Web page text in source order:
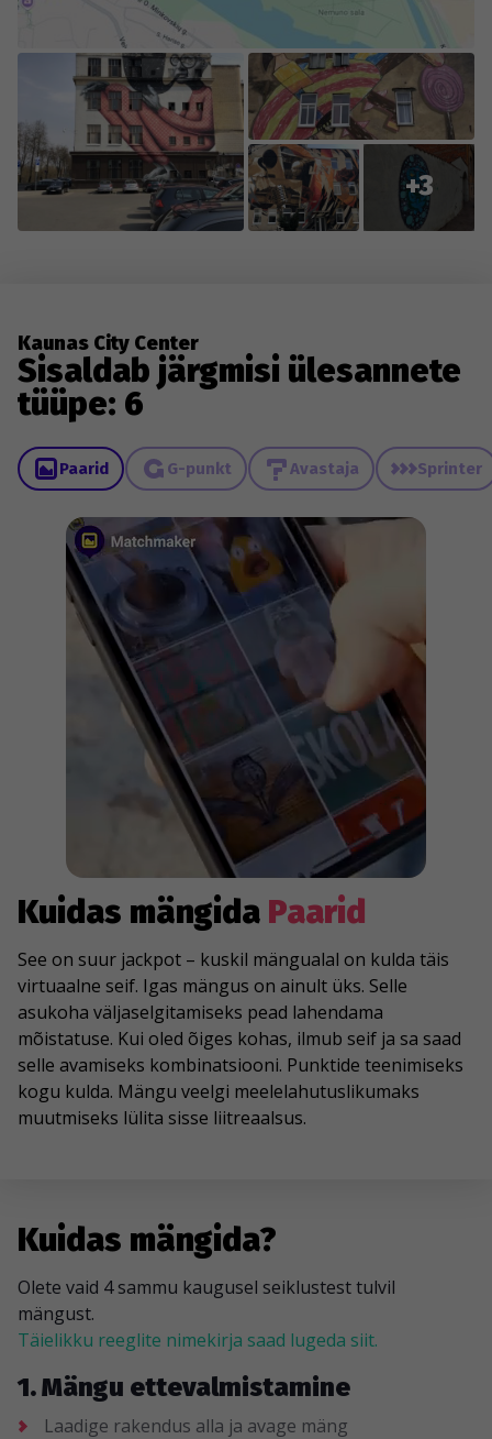
+3
Kaunas City Center
Sisaldab järgmisi ülesannete
tüüpe: 6
Paarid G-punkt Avastaja Sprinter
Kuidas mängida Paarid
See on suur jackpot – kuskil mängualal on kulda täis
virtuaalne seif. Igas mängus on ainult üks. Selle
asukoha väljaselgitamiseks pead lahendama
mõistatuse. Kui oled õiges kohas, ilmub seif ja sa saad
selle avamiseks kombinatsiooni. Punktide teenimiseks
kogu kulda. Mängu veelgi meelelahutuslikumaks
muutmiseks lülita sisse liitreaalsus.
Kuidas mängida?
Olete vaid 4 sammu kaugusel seiklustest tulvil
mängust.
Täielikku reeglite nimekirja saad lugeda siit.
1. Mängu ettevalmistamine
Laadige rakendus alla ja avage mäng